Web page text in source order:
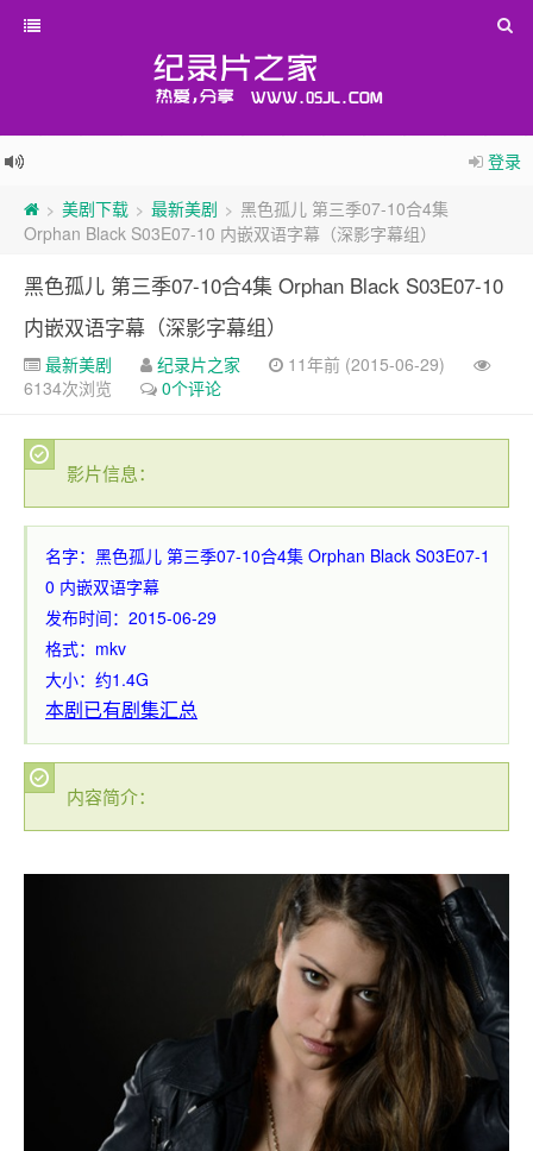
登录
> 美剧下载 > 最新美剧 > 黑色孤儿 第三季07-10合4集
Orphan Black S03E07-10 内嵌双语字幕（深影字幕组）
黑色孤儿 第三季07-10合4集 Orphan Black S03E07-10
内嵌双语字幕（深影字幕组）
最新美剧 纪录片之家
11年前 (2015-06-29)
6134次浏览
0个评论
影片信息：
名字：黑色孤儿 第三季07-10合4集 Orphan Black S03E07-1
0 内嵌双语字幕
发布时间：2015-06-29
格式：mkv
大小：约1.4G
本剧已有剧集汇总
内容简介：